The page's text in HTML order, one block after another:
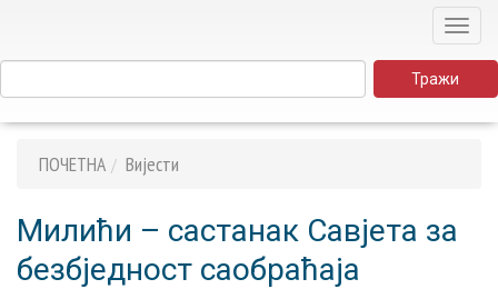
ПОЧЕТНА Вијести
Милићи – састанак Савјета за
безбједност саобраћаја